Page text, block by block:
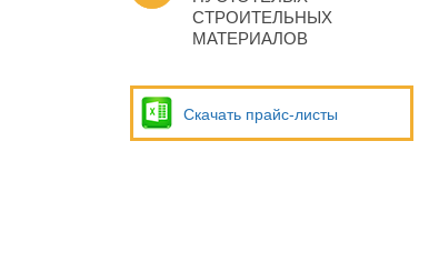
СТРОИТЕЛЬНЫХ
МАТЕРИАЛОВ
Скачать прайс-листы